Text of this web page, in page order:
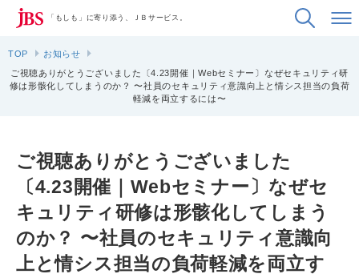
「もしも」に寄り添う、ＪＢサービス。
TOP
お知らせ
ご視聴ありがとうございました〔4.23開催｜Webセミナー〕なぜセキュリティ研
修は形骸化してしまうのか？ 〜社員のセキュリティ意識向上と情シス担当の負荷
軽減を両立するには〜
ご視聴ありがとうございました
〔4.23開催｜Webセミナー〕なぜセ
キュリティ研修は形骸化してしまう
のか？ 〜社員のセキュリティ意識向
上と情シス担当の負荷軽減を両立す